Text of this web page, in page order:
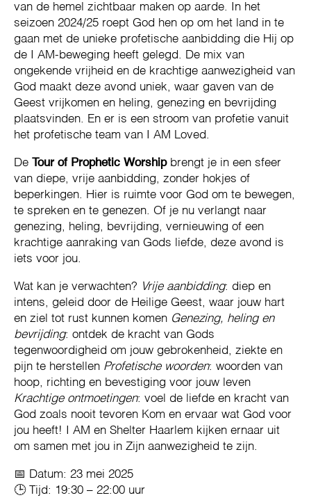
van de hemel zichtbaar maken op aarde. In het
seizoen 2024/25 roept God hen op om het land in te
gaan met de unieke profetische aanbidding die Hij op
de I AM-beweging heeft gelegd. De mix van
ongekende vrijheid en de krachtige aanwezigheid van
God maakt deze avond uniek, waar gaven van de
Geest vrijkomen en heling, genezing en bevrijding
plaatsvinden. En er is een stroom van profetie vanuit
het profetische team van I AM Loved.
De Tour of Prophetic Worshipbrengt je in een sfeer
van diepe, vrije aanbidding, zonder hokjes of
beperkingen. Hier is ruimte voor God om te bewegen,
te spreken en te genezen. Of je nu verlangt naar
genezing, heling, bevrijding, vernieuwing of een
krachtige aanraking van Gods liefde, deze avond is
iets voor jou.
Wat kan je verwachten? Vrije aanbidding: diep en
intens, geleid door de Heilige Geest, waar jouw hart
en ziel tot rust kunnen komen Genezing, heling en
bevrijding: ontdek de kracht van Gods
tegenwoordigheid om jouw gebrokenheid, ziekte en
pijn te herstellen Profetische woorden: woorden van
hoop, richting en bevestiging voor jouw leven
Krachtige ontmoetingen: voel de liefde en kracht van
God zoals nooit tevoren Kom en ervaar wat God voor
jou heeft! I AM en Shelter Haarlem kijken ernaar uit
om samen met jou in Zijn aanwezigheid te zijn.
📅 Datum: 23 mei 2025
🕒 Tijd: 19:30 – 22:00 uur